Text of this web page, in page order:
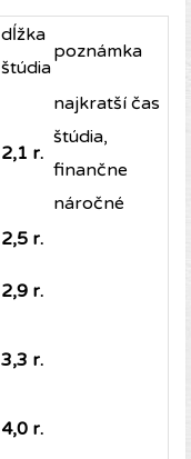
dĺžka
štúdia
poznámka
2,1 r.
najkratší čas
štúdia,
finančne
náročné
2,5 r.
2,9 r.
3,3 r.
4,0 r.